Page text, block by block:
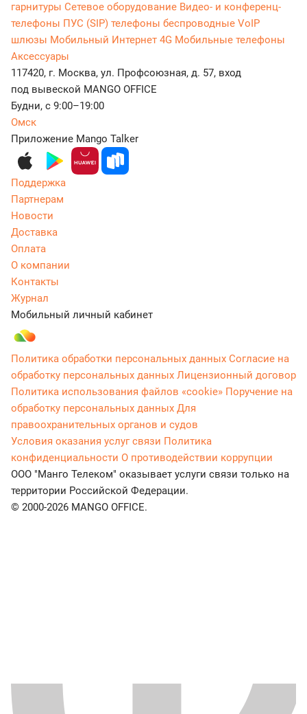
гарнитуры Сетевое оборудование Видео- и конференц-
телефоны ПУС (SIP) телефоны беспроводные VoIP
шлюзы Мобильный Интернет 4G Мобильные телефоны
Аксессуары
117420, г. Москва, ул. Профсоюзная, д. 57, вход
под вывеской MANGO OFFICE
Будни, с 9:00–19:00
Омск
Приложение Mango Talker
Поддержка
Партнерам
Новости
Доставка
Оплата
О компании
Контакты
Журнал
Мобильный личный кабинет
Политика обработки персональных данных Согласие на
обработку персональных данных Лицензионный договор
Политика использования файлов «cookie» Поручение на
обработку персональных данных Для
правоохранительных органов и судов
Условия оказания услуг связи Политика
конфиденциальности О противодействии коррупции
ООО "Манго Телеком" оказывает услуги связи только на
территории Российской Федерации.
© 2000-2026 MANGO OFFICE.